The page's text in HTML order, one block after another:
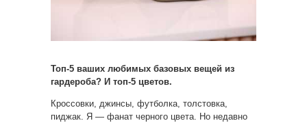
Топ-5 ваших любимых базовых вещей из
гардероба? И топ-5 цветов.
Кроссовки, джинсы, футболка, толстовка,
пиджак. Я — фанат черного цвета. Но недавно